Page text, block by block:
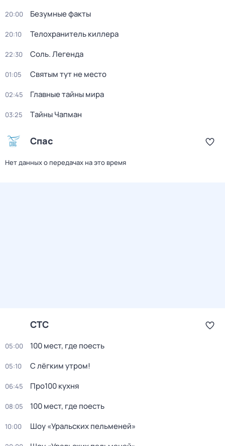
20:00 Безумные факты
20:10 Телохранитель киллера
22:30 Соль. Легенда
01:05 Святым тут не место
02:45 Главные тайны мира
03:25 Тaйны Чапман
Спас
Нет данных о передачах на это время
СТС
05:00 100 мест, где поесть
05:10 С лёгким утром!
06:45 Про100 кухня
08:05 100 мест, где поесть
10:00 Шоу «Уральских пельменей»